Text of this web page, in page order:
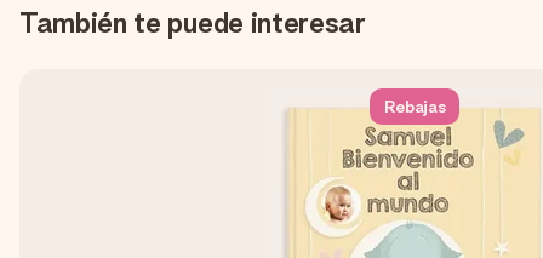
También te puede interesar
Rebajas